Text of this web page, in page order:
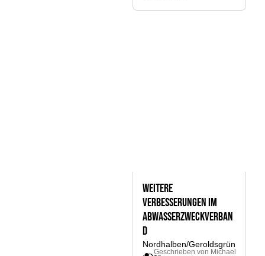
Weitere
Verbesserungen im
Abwasserzweckverban
d
Nordhalben/Geroldsgrün
Geschrieben von Michael